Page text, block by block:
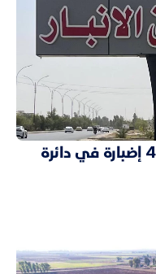
النزاهة تضبط تلاعباً وتزويراً بـ 46 إضبارة في دائرة